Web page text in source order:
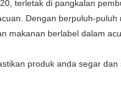
terletak di pangkalan
Dengan berpuluh-
makanan berlabel dalam
produk anda segar